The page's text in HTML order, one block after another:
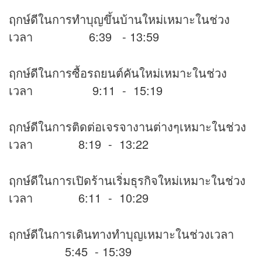
ฤกษ์ดีในการทำบุญขึ้นบ้านใหม่เหมาะในช่วง
เวลา 6:39 - 13:59
ฤกษ์ดีในการซื้อรถยนต์คันใหม่เหมาะในช่วง
เวลา 9:11 - 15:19
ฤกษ์ดีในการติดต่อเจรจางานต่างๆเหมาะในช่วง
เวลา 8:19 - 13:22
ฤกษ์ดีในการเปิดร้านเริ่มธุรกิจใหม่เหมาะในช่วง
เวลา 6:11 - 10:29
ฤกษ์ดีในการเดินทางทำบุญเหมาะในช่วงเวลา
5:45 - 15:39